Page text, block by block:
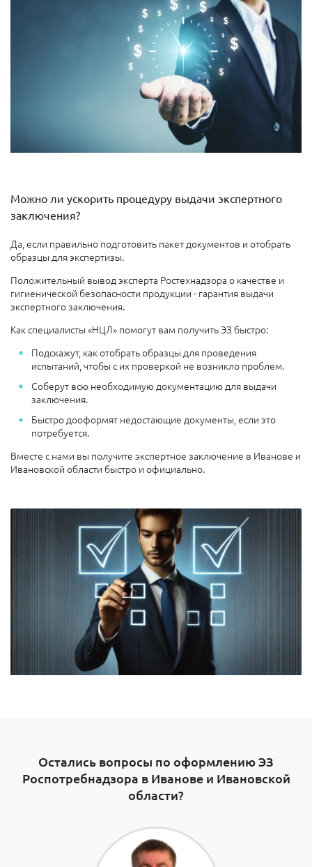
Можно ли ускорить процедуру выдачи экспертного
заключения?
Да, если правильно подготовить пакет документов и отобрать
образцы для экспертизы.
Положительный вывод эксперта Ростехнадзора о качестве и
гигиенической безопасности продукции - гарантия выдачи
экспертного заключения.
Как специалисты «НЦЛ» помогут вам получить ЭЗ быстро:
Подскажут, как отобрать образцы для проведения
испытаний, чтобы с их проверкой не возникло проблем.
Соберут всю необходимую документацию для выдачи
заключения.
Быстро дооформят недостающие документы, если это
потребуется.
Вместе с нами вы получите экспертное заключение в Иванове и
Ивановской области быстро и официально.
Остались вопросы по оформлению ЭЗ
Роспотребнадзора в Иванове и Ивановской
области?